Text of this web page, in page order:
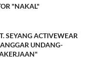
"NAKAL"
SEYANG ACTIVEWEAR
UNDANG-